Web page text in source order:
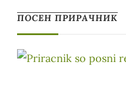
ПОСЕН ПРИРАЧНИК